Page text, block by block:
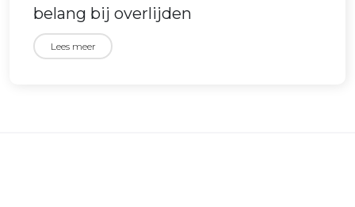
belang bij overlijden
Lees meer